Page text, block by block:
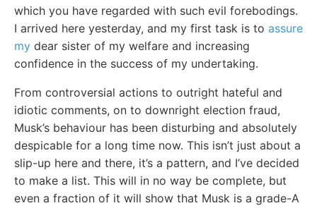
which you have regarded with such evil forebodings.
I arrived here yesterday, and my first task is to assure
my dear sister of my welfare and increasing
confidence in the success of my undertaking.
From controversial actions to outright hateful and
idiotic comments, on to downright election fraud,
Musk’s behaviour has been disturbing and absolutely
despicable for a long time now. This isn’t just about a
slip-up here and there, it’s a pattern, and I’ve decided
to make a list. This will in no way be complete, but
even a fraction of it will show that Musk is a grade-A